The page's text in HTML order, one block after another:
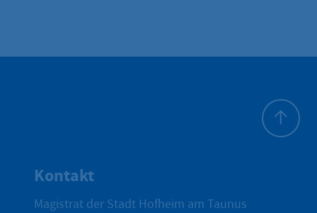
Kontakt
Magistrat der Stadt Hofheim am Taunus